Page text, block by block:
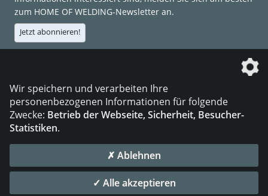
zum HOME OF WELDING-Newsletter an.
Jetzt abonnieren!
© 2026 DVS Media GmbH
Datenschutzeinstellungen
Wir speichern und verarbeiten Ihre
personenbezogenen Informationen für folgende
Zwecke: Betrieb der Webseite, Sicherheit, Besucher-
Statistiken.
✗ Ablehnen
✓ Alle akzeptieren